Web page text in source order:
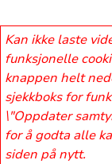
Kan ikke laste
funksjonelle
knappen helt
sjekkboks for
\"Oppdater
for å godta alle
siden på nytt.